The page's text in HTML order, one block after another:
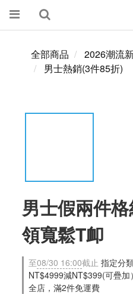
全部商品
2026潮流
男士熱銷(3件85折)
男士假兩件
領寬鬆T卹
至08/30 16:00截止 指定分
NT$4999減NT$399(可疊加）
全店，滿2件免運費